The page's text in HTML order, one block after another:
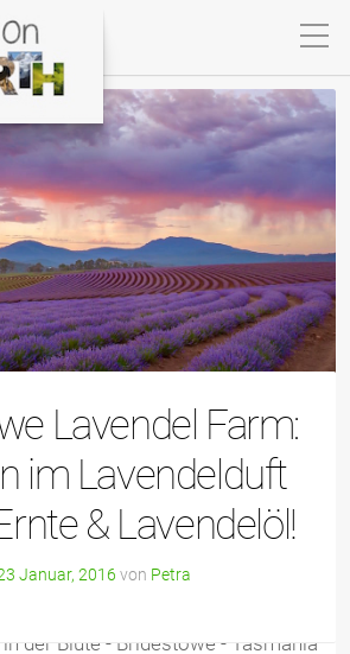
Lavendel Farm:
im Lavendelduft
& Lavendelöl!
Januar, 2016 von Petra